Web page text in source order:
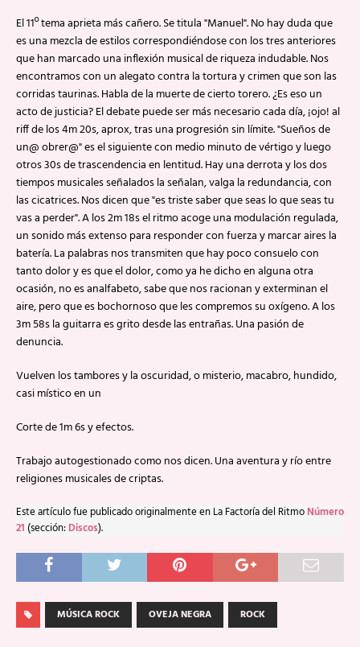
El 11º tema aprieta más cañero. Se titula "Manuel". No hay duda que
es una mezcla de estilos correspondiéndose con los tres anteriores
que han marcado una inflexión musical de riqueza indudable. Nos
encontramos con un alegato contra la tortura y crimen que son las
corridas taurinas. Habla de la muerte de cierto torero. ¿Es eso un
acto de justicia? El debate puede ser más necesario cada día, ¡ojo! al
riff de los 4m 20s, aprox, tras una progresión sin límite. "Sueños de
un@ obrer@" es el siguiente con medio minuto de vértigo y luego
otros 30s de trascendencia en lentitud. Hay una derrota y los dos
tiempos musicales señalados la señalan, valga la redundancia, con
las cicatrices. Nos dicen que "es triste saber que seas lo que seas tu
vas a perder". A los 2m 18s el ritmo acoge una modulación regulada,
un sonido más extenso para responder con fuerza y marcar aires la
batería. La palabras nos transmiten que hay poco consuelo con
tanto dolor y es que el dolor, como ya he dicho en alguna otra
ocasión, no es analfabeto, sabe que nos racionan y exterminan el
aire, pero que es bochornoso que les compremos su oxígeno. A los
3m 58s la guitarra es grito desde las entrañas. Una pasión de
denuncia.
Vuelven los tambores y la oscuridad, o misterio, macabro, hundido,
casi místico en un
Corte de 1m 6s y efectos.
Trabajo autogestionado como nos dicen. Una aventura y río entre
religiones musicales de criptas.
Este artículo fue publicado originalmente en La Factoría del Ritmo Número
21 (sección: Discos).
MÚSICA ROCK OVEJA NEGRA ROCK